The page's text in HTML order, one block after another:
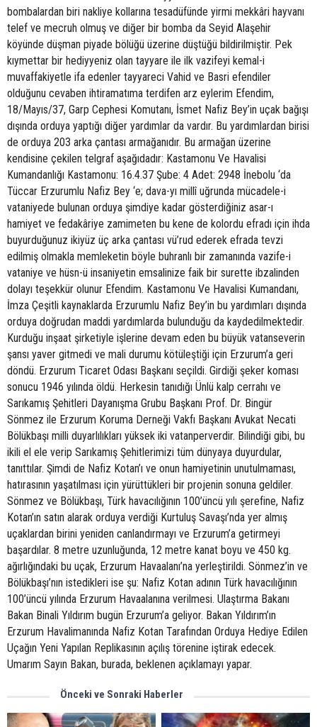
bombalardan biri nakliye kollarına tesadüfünde yirmi mekkâri hayvanı
telef ve mecruh olmuş ve diğer bir bomba da Seyid Alaşehir
köyünde düşman piyade bölüğü üzerine düştüğü bildirilmiştir. Pek
kıymettar bir hediyyeniz olan tayyare ile ilk vazifeyi kemal-i
muvaffakiyetle ifa edenler tayyareci Vahid ve Basri efendiler
olduğunu cevaben ihtiramatıma terdifen arz eylerim Efendim,
18/Mayıs/37, Garp Cephesi Komutanı, İsmet Nafiz Bey’in uçak bağışı
dışında orduya yaptığı diğer yardımlar da vardır. Bu yardımlardan birisi
de orduya 203 arka çantası armağanıdır. Bu armağan üzerine
kendisine çekilen telgraf aşağıdadır: Kastamonu Ve Havalisi
Kumandanlığı Kastamonu: 16.4.37 Şube: 4 Adet: 2948 İnebolu ‘da
Tüccar Erzurumlu Nafiz Bey ‘e; dava-yı millî uğrunda mücadele-i
vataniyede bulunan orduya şimdiye kadar gösterdiğiniz asar-ı
hamiyet ve fedakâriye zamimeten bu kene de kolordu efradı için ihda
buyurduğunuz ikiyüz üç arka çantası vü’rud ederek efrada tevzi
edilmiş olmakla memleketin böyle buhranlı bir zamanında vazife-i
vataniye ve hüsn-ü insaniyetin emsalinize faik bir surette ibzalinden
dolayı teşekkür olunur Efendim. Kastamonu Ve Havalisi Kumandanı,
İmza Çeşitli kaynaklarda Erzurumlu Nafiz Bey’in bu yardımları dışında
orduya doğrudan maddi yardımlarda bulunduğu da kaydedilmektedir.
Kurduğu inşaat şirketiyle işlerine devam eden bu büyük vatanseverin
şansı yaver gitmedi ve mali durumu kötüleştiği için Erzurum’a geri
döndü. Erzurum Ticaret Odası Başkanı seçildi. Girdiği şeker koması
sonucu 1946 yılında öldü. Herkesin tanıdığı Ünlü kalp cerrahı ve
Sarıkamış Şehitleri Dayanışma Grubu Başkanı Prof. Dr. Bingür
Sönmez ile Erzurum Koruma Derneği Vakfı Başkanı Avukat Necati
Bölükbaşı milli duyarlılıkları yüksek iki vatanperverdir. Bilindiği gibi, bu
ikili el ele verip Sarıkamış Şehitlerimizi tüm dünyaya duyurdular,
tanıttılar. Şimdi de Nafiz Kotan’ı ve onun hamiyetinin unutulmaması,
hatırasının yaşatılması için yürüttükleri bir projenin sonuna geldiler.
Sönmez ve Bölükbaşı, Türk havacılığının 100’üncü yılı şerefine, Nafiz
Kotan’ın satın alarak orduya verdiği Kurtuluş Savaşı’nda yer almış
uçaklardan birini yeniden canlandırmayı ve Erzurum’a getirmeyi
başardılar. 8 metre uzunluğunda, 12 metre kanat boyu ve 450 kg.
ağırlığındaki bu uçak, Erzurum Havaalanı’na yerleştirildi. Sönmez’in ve
Bölükbaşı’nın istedikleri ise şu: Nafiz Kotan adının Türk havacılığının
100’üncü yılında Erzurum Havaalanına verilmesi. Ulaştırma Bakanı
Bakan Binali Yıldırım bugün Erzurum’a geliyor. Bakan Yıldırım’ın
Erzurum Havalimanında Nafiz Kotan Tarafından Orduya Hediye Edilen
Uçağın Yeni Yapılan Replikasının açılış törenine iştirak edecek.
Umarım Sayın Bakan, burada, beklenen açıklamayı yapar.
Önceki ve Sonraki Haberler